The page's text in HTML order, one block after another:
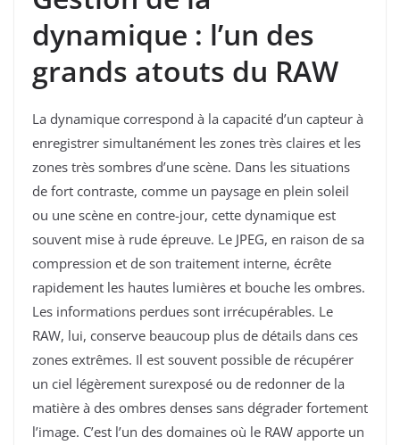
dynamique : l’un des
grands atouts du RAW
La dynamique correspond à la capacité d’un capteur à
enregistrer simultanément les zones très claires et les
zones très sombres d’une scène. Dans les situations
de fort contraste, comme un paysage en plein soleil
ou une scène en contre-jour, cette dynamique est
souvent mise à rude épreuve. Le JPEG, en raison de sa
compression et de son traitement interne, écrête
rapidement les hautes lumières et bouche les ombres.
Les informations perdues sont irrécupérables. Le
RAW, lui, conserve beaucoup plus de détails dans ces
zones extrêmes. Il est souvent possible de récupérer
un ciel légèrement surexposé ou de redonner de la
matière à des ombres denses sans dégrader fortement
l’image. C’est l’un des domaines où le RAW apporte un